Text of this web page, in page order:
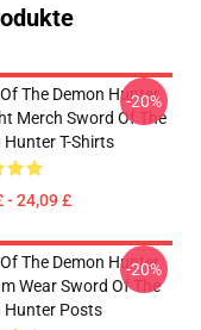
The Demon Hunter
Merch Sword Of The
Hunter T-Shirts
- 24,09 £
-20%
The Demon Hunter
Wear Sword Of The
Hunter Posts
-20%